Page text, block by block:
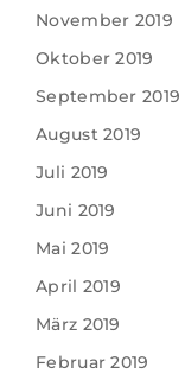
November 2019
Oktober 2019
September 2019
August 2019
Juli 2019
Juni 2019
Mai 2019
April 2019
März 2019
Februar 2019